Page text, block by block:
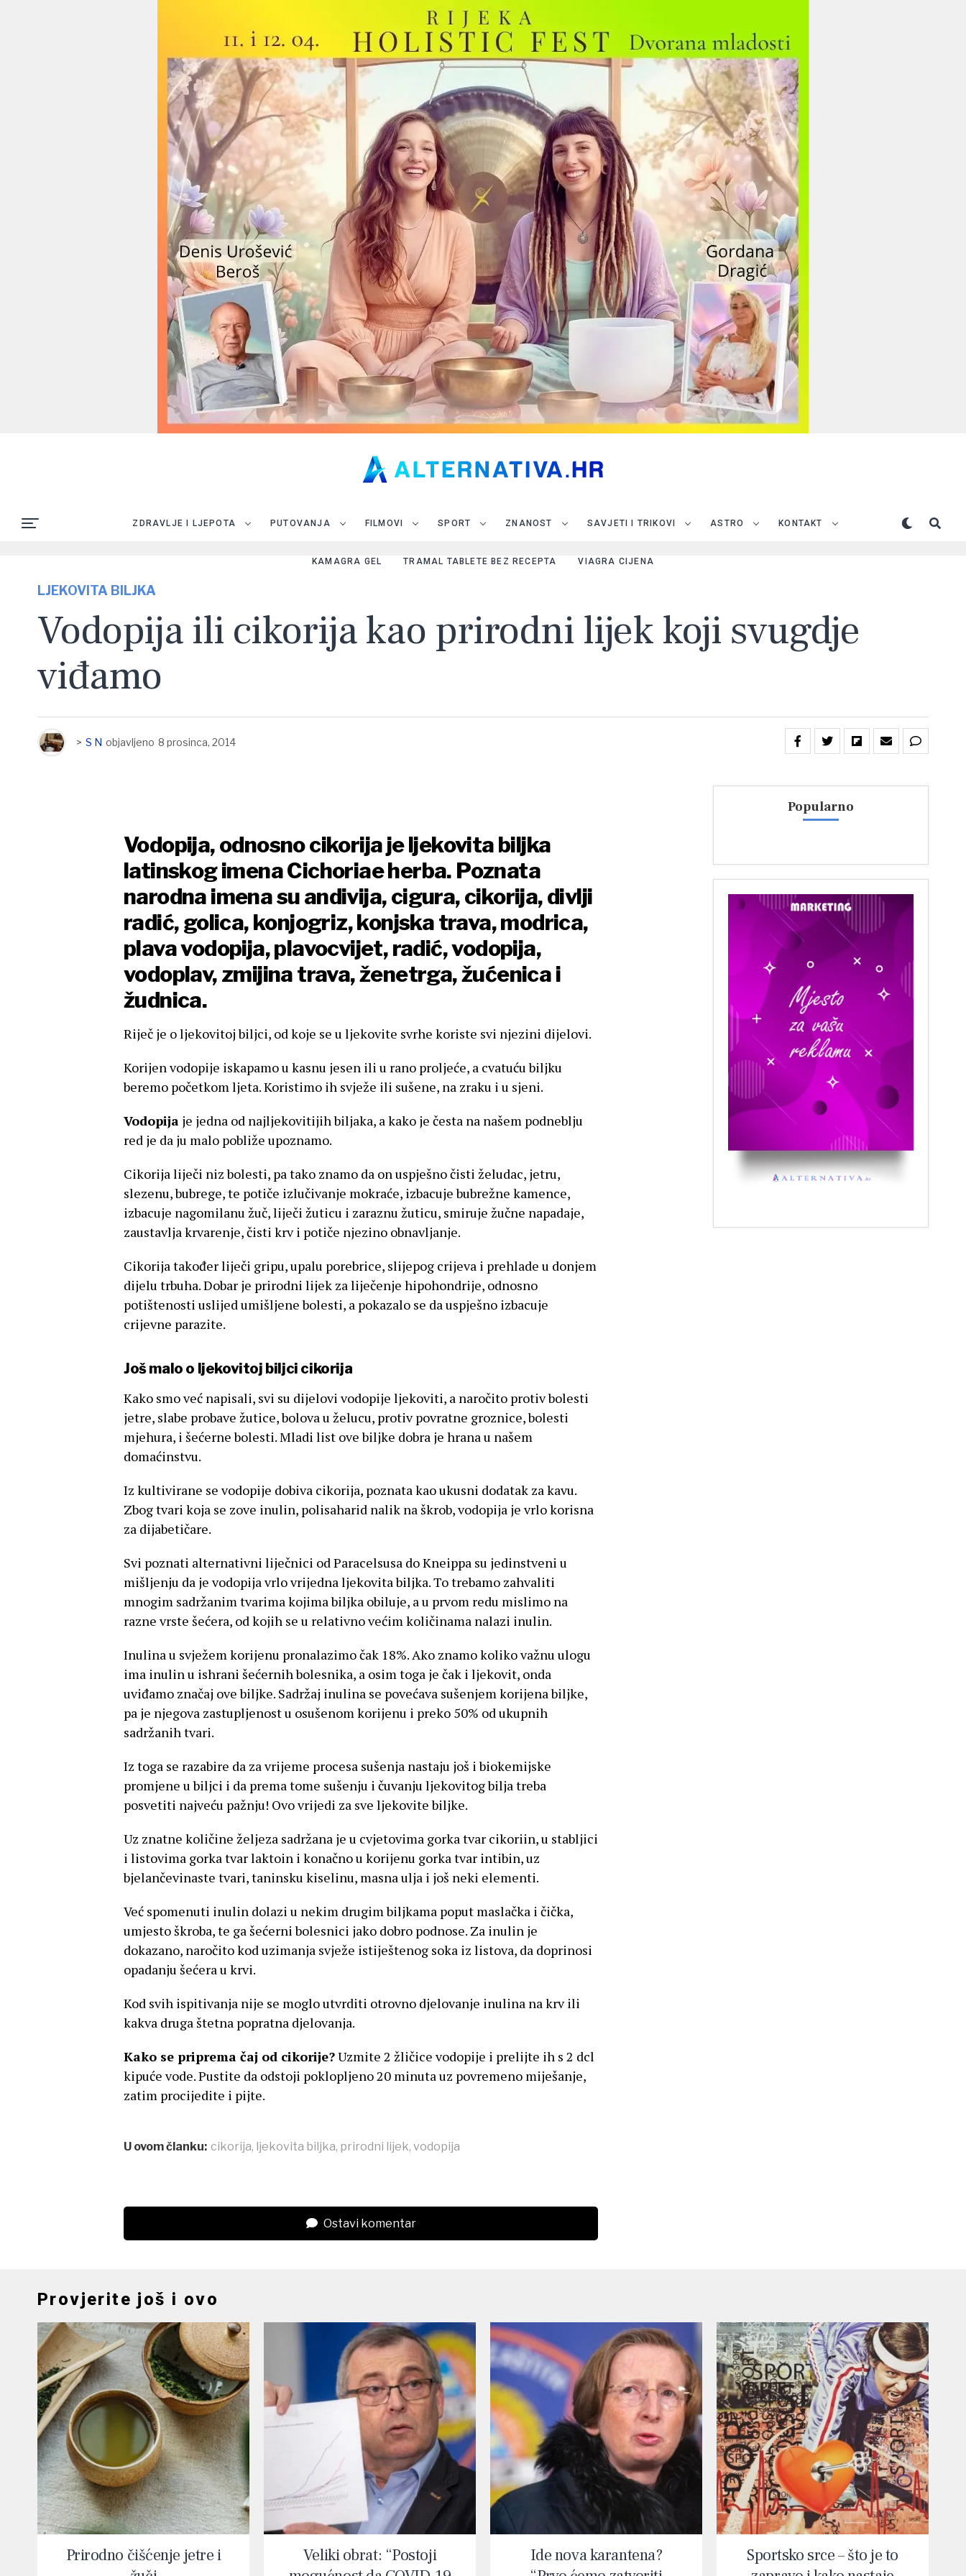
ZDRAVLJE I LJEPOTA PUTOVANJA FILMOVI SPORT ZNANOST SAVJETI I TRIKOVI ASTRO KONTAKT
KAMAGRA GEL TRAMAL TABLETE BEZ RECEPTA VIAGRA CIJENA
LJEKOVITA BILJKA
Vodopija ili cikorija kao prirodni lijek koji svugdje
viđamo
> S N objavljeno 8 prosinca, 2014
Vodopija, odnosno cikorija je ljekovita biljka
latinskog imena Cichoriae herba. Poznata
narodna imena su andivija, cigura, cikorija, divlji
radić, golica, konjogriz, konjska trava, modrica,
plava vodopija, plavocvijet, radić, vodopija,
vodoplav, zmijina trava, ženetrga, žućenica i
žudnica.
Riječ je o ljekovitoj biljci, od koje se u ljekovite svrhe koriste svi njezini dijelovi.
Korijen vodopije iskapamo u kasnu jesen ili u rano proljeće, a cvatuću biljku
beremo početkom ljeta. Koristimo ih svježe ili sušene, na zraku i u sjeni.
Vodopija je jedna od najljekovitijih biljaka, a kako je česta na našem podneblju
red je da ju malo pobliže upoznamo.
Cikorija liječi niz bolesti, pa tako znamo da on uspješno čisti želudac, jetru,
slezenu, bubrege, te potiče izlučivanje mokraće, izbacuje bubrežne kamence,
izbacuje nagomilanu žuč, liječi žuticu i zaraznu žuticu, smiruje žučne napadaje,
zaustavlja krvarenje, čisti krv i potiče njezino obnavljanje.
Cikorija također liječi gripu, upalu porebrice, slijepog crijeva i prehlade u donjem
dijelu trbuha. Dobar je prirodni lijek za liječenje hipohondrije, odnosno
potištenosti uslijed umišljene bolesti, a pokazalo se da uspješno izbacuje
crijevne parazite.
Još malo o ljekovitoj biljci cikorija
Kako smo već napisali, svi su dijelovi vodopije ljekoviti, a naročito protiv bolesti
jetre, slabe probave žutice, bolova u želucu, protiv povratne groznice, bolesti
mjehura, i šećerne bolesti. Mladi list ove biljke dobra je hrana u našem
domaćinstvu.
Iz kultivirane se vodopije dobiva cikorija, poznata kao ukusni dodatak za kavu.
Zbog tvari koja se zove inulin, polisaharid nalik na škrob, vodopija je vrlo korisna
za dijabetičare.
Svi poznati alternativni liječnici od Paracelsusa do Kneippa su jedinstveni u
mišljenju da je vodopija vrlo vrijedna ljekovita biljka. To trebamo zahvaliti
mnogim sadržanim tvarima kojima biljka obiluje, a u prvom redu mislimo na
razne vrste šećera, od kojih se u relativno većim količinama nalazi inulin.
Inulina u svježem korijenu pronalazimo čak 18%. Ako znamo koliko važnu ulogu
ima inulin u ishrani šećernih bolesnika, a osim toga je čak i ljekovit, onda
uviđamo značaj ove biljke. Sadržaj inulina se povećava sušenjem korijena biljke,
pa je njegova zastupljenost u osušenom korijenu i preko 50% od ukupnih
sadržanih tvari.
Iz toga se razabire da za vrijeme procesa sušenja nastaju još i biokemijske
promjene u biljci i da prema tome sušenju i čuvanju ljekovitog bilja treba
posvetiti najveću pažnju! Ovo vrijedi za sve ljekovite biljke.
Uz znatne količine željeza sadržana je u cvjetovima gorka tvar cikoriin, u stabljici
i listovima gorka tvar laktoin i konačno u korijenu gorka tvar intibin, uz
bjelančevinaste tvari, taninsku kiselinu, masna ulja i još neki elementi.
Već spomenuti inulin dolazi u nekim drugim biljkama poput maslačka i čička,
umjesto škroba, te ga šećerni bolesnici jako dobro podnose. Za inulin je
dokazano, naročito kod uzimanja svježe istiještenog soka iz listova, da doprinosi
opadanju šećera u krvi.
Kod svih ispitivanja nije se moglo utvrditi otrovno djelovanje inulina na krv ili
kakva druga štetna popratna djelovanja.
Kako se priprema čaj od cikorije?Uzmite 2 žličice vodopije i prelijte ih s 2 dcl
kipuće vode. Pustite da odstoji poklopljeno 20 minuta uz povremeno miješanje,
zatim procijedite i pijte.
U ovom članku: cikorija, ljekovita biljka, prirodni lijek, vodopija
Ostavi komentar
Popularno
Provjerite još i ovo
Prirodno čišćenje jetre i
Veliki obrat: “Postoji
Ide nova karantena?
Sportsko srce – što je to